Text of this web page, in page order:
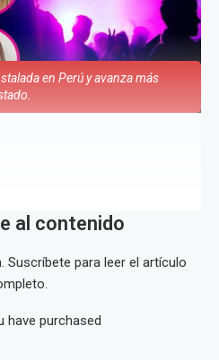
en Perú y avanza más
al contenido
Suscríbete para leer el artículo
have purchased